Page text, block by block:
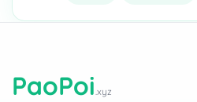
PaoPoi.xyz